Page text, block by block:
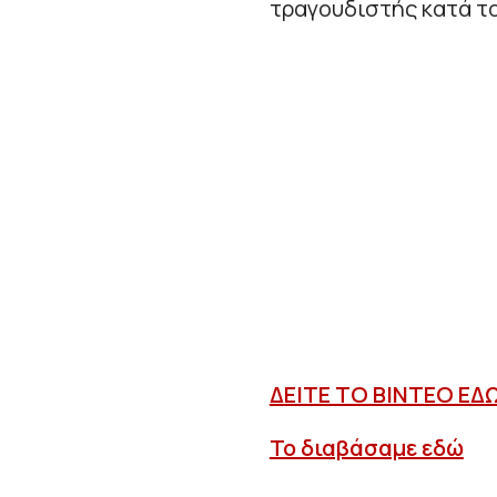
τραγουδιστής κατά
ΔΕΙΤΕ ΤΟ ΒΙΝΤΕΟ
Το διαβάσαμε εδώ